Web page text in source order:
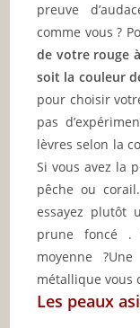
preuve
comme vous ?
de votre rouge
soit la couleur
pour choisir
pas
lèvres selon la
Si vous avez la
pêche ou
essayez plutôt
prune foncé .
moyenne
métallique vous
Les peaux